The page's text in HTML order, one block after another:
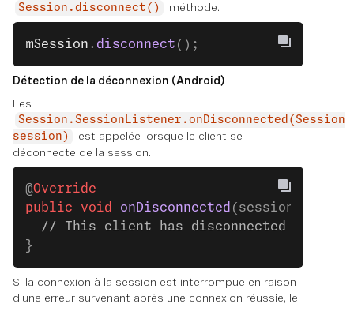
Session.disconnect() méthode.
mSession . disconnect ();
Détection de la déconnexion (Android)
Les
Session.SessionListener.onDisconnected(Session
session)
est appelée lorsque le client se
déconnecte de la session.
@Override
public void onDisconnected (session) {
// This client has disconnected to the
}
Si la connexion à la session est interrompue en raison
d'une erreur survenant après une connexion réussie, le